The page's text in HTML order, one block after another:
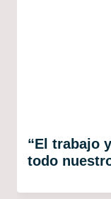
“El trabajo
todo